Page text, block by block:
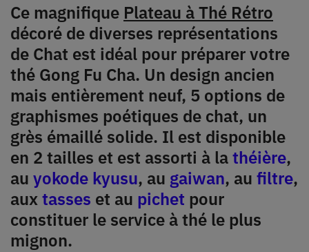
Ce magnifique Plateau à Thé Rétro
décoré de diverses représentations
de Chat est idéal pour préparer votre
thé Gong Fu Cha. Un design ancien
mais entièrement neuf, 5 options de
graphismes poétiques de chat, un
grès émaillé solide. Il est disponible
en 2 tailles et est assorti à lathéière,
au yokode kyusu, au gaiwan, au filtre,
auxtasses et au pichet pour
constituer le service à thé le plus
mignon.